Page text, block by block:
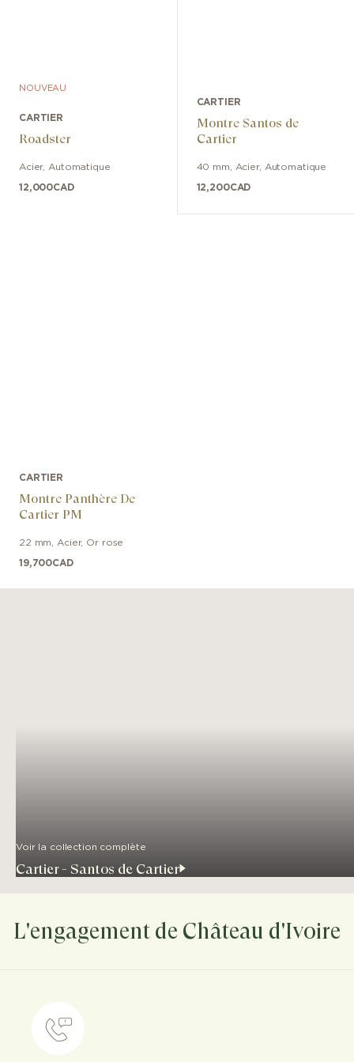
NOUVEAU
CARTIER
Roadster
Acier, Automatique
12,000CAD
CARTIER
Montre Santos de
Cartier
40 mm Acier, Automatique
12,200CAD
CARTIER
Montre Panthère De
Cartier PM
22 mm Acier, Or rose
19,700CAD
Voir la collection complète
Cartier - Santos de Cartier
L'engagement de Château d'Ivoire